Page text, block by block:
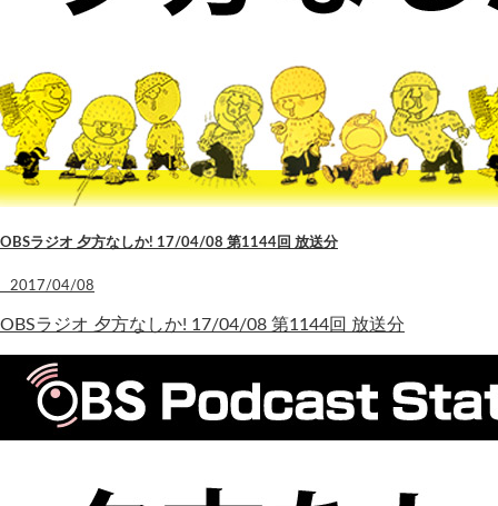
OBSラジオ 夕方なしか! 17/04/08 第1144回 放送分
2017/04/08
OBSラジオ 夕方なしか! 17/04/08 第1144回 放送分